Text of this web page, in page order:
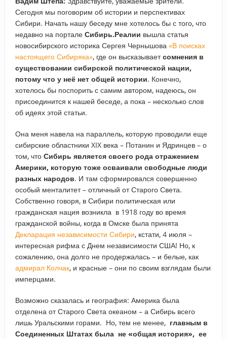
Сегодня мы поговорим об истории и перспективах
Сибири. Начать нашу беседу мне хотелось бы с того, что
недавно на портале Сибирь.Реалии вышла статья
новосибирского историка Сергея Чернышова «В поисках
настоящего Сибиряка», где он высказываетсомнения в
существовании сибирской политической нации,
потому что у неё нет общей истории. Конечно,
хотелось бы поспорить с самим автором, надеюсь, он
присоединится к нашей беседе, а пока – несколько слов
об идеях этой статьи.
Она меня навела на параллель, которую проводили еще
сибирские областники XIX века – Потанин и Ядринцев – о
том, что Сибирь является своего рода отражением
Америки, которую тоже осваивали свободные люди
разных народов. И там сформировался совершенно
особый менталитет – отличный от Старого Света.
Собственно говоря, в Сибири политическая или
гражданская нация возникла в 1918 году во время
гражданской войны, когда в Омске была принята
Декларация независимости Сибири, кстати, 4 июля –
интересная рифма с Днем независимости США! Но, к
сожалению, она долго не продержалась – и белые, как
адмирал Колчак, и красные – они по своим взглядам были
имперцами.
Возможно сказалась и география: Америка была
отделена от Старого Света океаном – а Сибирь всего
лишь Уральскими горами. Но, тем не менее, главным в
Соединенных Штатах была не «общая история», ее